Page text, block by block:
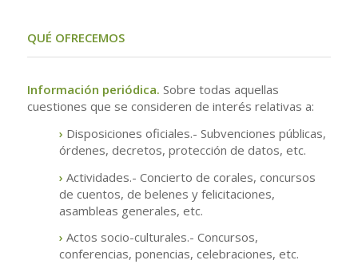
QUÉ OFRECEMOS
Información periódica. Sobre todas aquellas
cuestiones que se consideren de interés relativas a:
› Disposiciones oficiales.- Subvenciones públicas,
órdenes, decretos, protección de datos, etc.
› Actividades.- Concierto de corales, concursos
de cuentos, de belenes y felicitaciones,
asambleas generales, etc.
› Actos socio-culturales.- Concursos,
conferencias, ponencias, celebraciones, etc.